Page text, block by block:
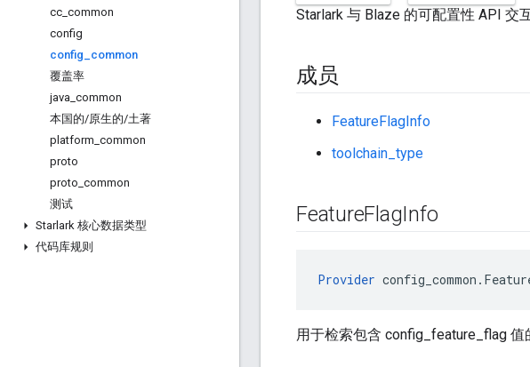
cc common
config
config
common
覆盖率
java common
本国的/原生的/土著
platform common
proto
proto common
测试
Starlark 核心数据类型
代码库规则
Starlark 与 Blaze 的可配置性 API 交
成员
FeatureFlagInfo
toolchain_type
FeatureFlagInfo
Provider
用于检索包含 config_feature_flag 值